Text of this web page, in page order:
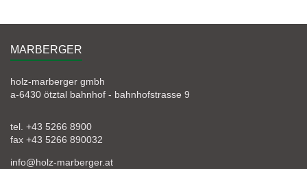
MARBERGER
holz-marberger gmbh
a-6430 ötztal bahnhof - bahnhofstrasse 9
tel. +43 5266 8900
fax +43 5266 890032
info@holz-marberger.at